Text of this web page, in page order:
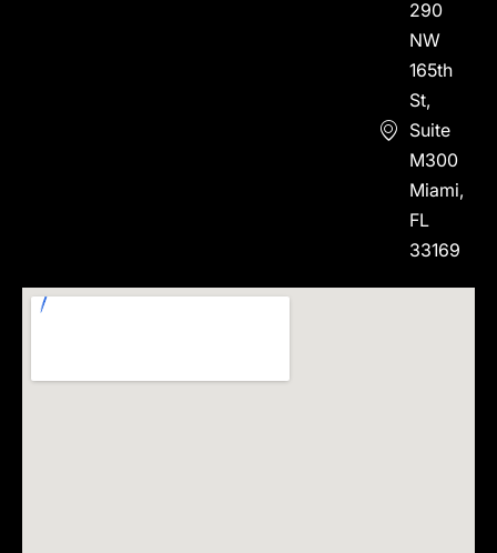
290
NW
165th
St,
Suite
M300
Miami,
FL
33169